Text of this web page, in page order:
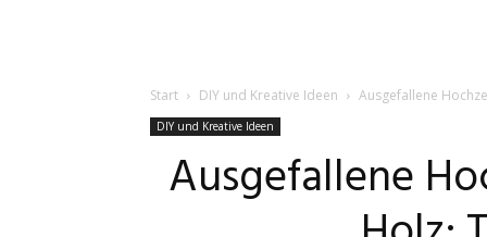
Start DIY und Kreative Ideen Ausgefallene
DIY und Kreative Ideen
Ausgefallene